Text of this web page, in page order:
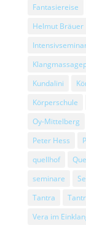
Fantasiereise
Helmut Bräuer
Kundalini
Körperschule
Oy-Mittelberg
Peter Hess
quellhof
seminare
Tantra
Vera im